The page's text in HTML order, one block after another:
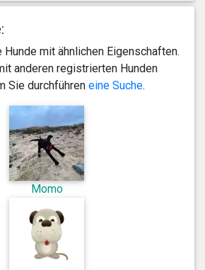
Hunde mit ähnlichen Eigenschaften.
anderen registrierten Hunden
Sie durchführen eine Suche.
Momo